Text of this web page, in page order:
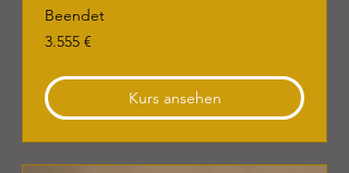
Beendet
3.555
Euro
3.555 €
Kurs ansehen